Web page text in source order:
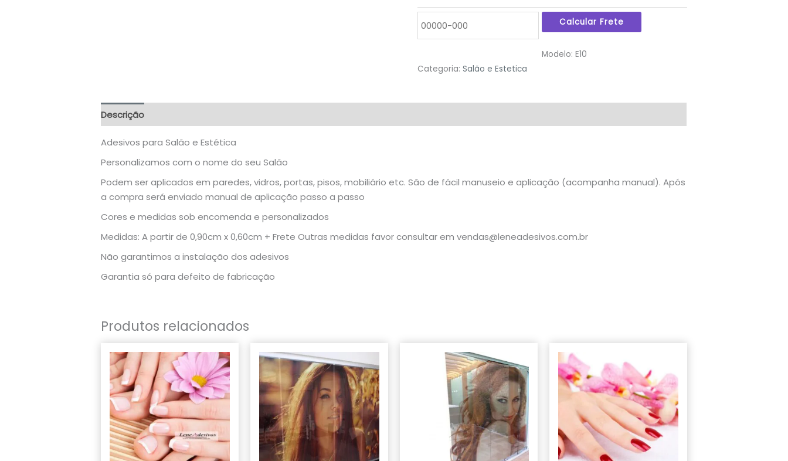
Modelo: E10
Categoria: Salão e Estetica
Descrição
Adesivos para Salão e Estética
Personalizamos com o nome do seu Salão
Podem ser aplicados em paredes, vidros, portas, pisos, mobiliário etc. São de fácil manuseio e aplicação (acompanha manual). Após
a compra será enviado manual de aplicação passo a passo
Cores e medidas sob encomenda e personalizados
Medidas: A partir de 0,90cm x 0,60cm + Frete Outras medidas favor consultar emvendas@leneadesivos.com.br
Não garantimos a instalação dos adesivos
Garantia só para defeito de fabricação
Produtos relacionados